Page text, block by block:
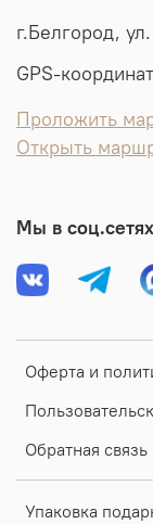
Оферта и
Обратная связь
Упаковка
г.Белгород,
GPS-
Проложить
Открыть
Мы в соц.сетях